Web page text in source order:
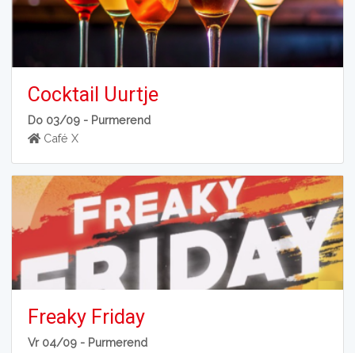
Cocktail Uurtje
Do 03/09 - Purmerend
Café X
Freaky Friday
Vr 04/09 - Purmerend